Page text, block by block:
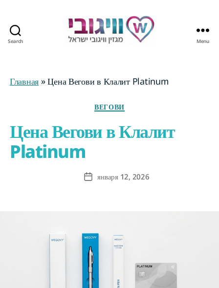
Search Menu
Главная »Цена Вегови в Клалит Platinum
ВЕГОВИ
Цена Вегови в Клалит
Platinum
Postянваря 12, 2026